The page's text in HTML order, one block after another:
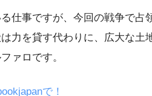
仕事ですが、今回の戦争で占
力を貸す代わりに、広大な土
ァロです。
で！